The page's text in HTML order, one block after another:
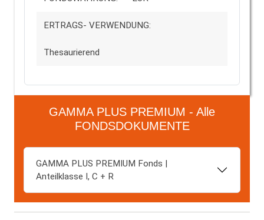
ERTRAGS- VERWENDUNG:
Thesaurierend
GAMMA PLUS PREMIUM - Alle
FONDSDOKUMENTE
GAMMA PLUS PREMIUM Fonds |
Anteilklasse I, C + R